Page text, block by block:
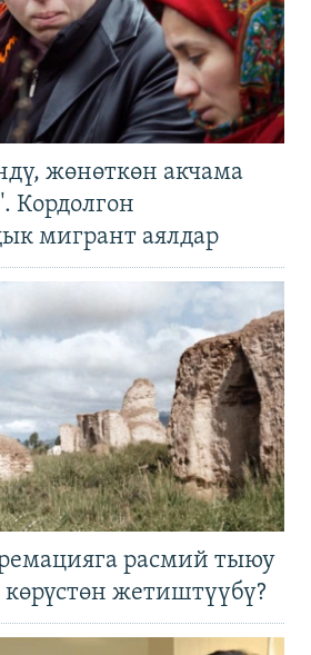
жөнөткөн акчама
Кордолгон
мигрант аялдар
расмий тыюу
жетиштүүбү?